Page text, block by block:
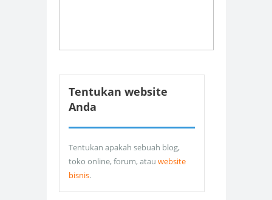
Tentukan website
Anda
Tentukan apakah sebuah blog,
toko online, forum, atau website
bisnis.